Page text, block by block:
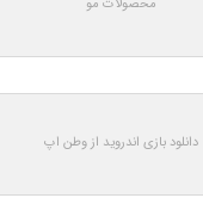
محصولات مو
دانلود بازی اندروید از وطن اپ